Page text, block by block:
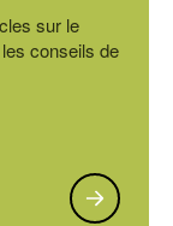
sur le
conseils de